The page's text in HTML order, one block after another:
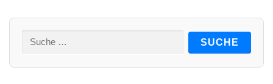
Suche